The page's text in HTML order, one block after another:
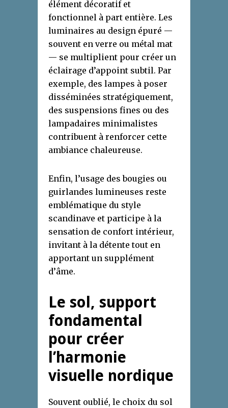
élément décoratif et
fonctionnel à part entière. Les
luminaires au design épuré —
souvent en verre ou métal mat
— se multiplient pour créer un
éclairage d’appoint subtil. Par
exemple, des lampes à poser
disséminées stratégiquement,
des suspensions fines ou des
lampadaires minimalistes
contribuent à renforcer cette
ambiance chaleureuse.
Enfin, l’usage des bougies ou
guirlandes lumineuses reste
emblématique du style
scandinave et participe à la
sensation de confort intérieur,
invitant à la détente tout en
apportant un supplément
d’âme.
Le sol, support
fondamental
pour créer
l’harmonie
visuelle nordique
Souvent oublié, le choix du sol